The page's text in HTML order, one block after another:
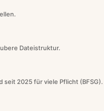
Dateistruktur.
seit 2025 für viele Pflicht (BFSG).